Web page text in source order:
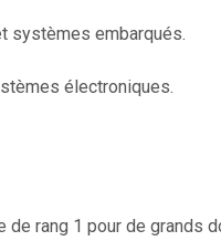
systèmes embarqués.
électroniques.
de rang 1 pour de grands